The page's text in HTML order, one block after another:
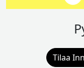
Tilaa